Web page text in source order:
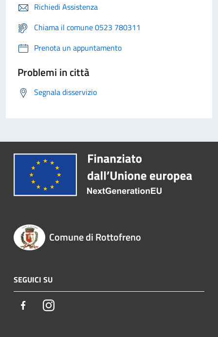
Richiedi Assistenza
Chiama il comune 0523 780311
Prenota un appuntamento
Problemi in città
Segnala disservizio
Comune di Rottofreno
SEGUICI SU
FacebookInstagram